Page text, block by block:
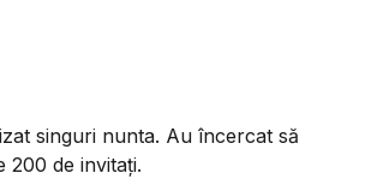
singuri nunta. Au încercat să
200 de invitați.